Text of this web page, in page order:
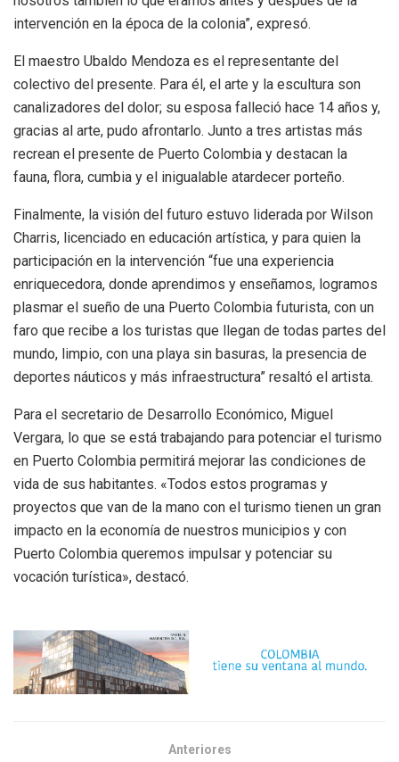
intervención en la época de la colonia”, expresó.
El maestro Ubaldo Mendoza es el representante del
colectivo del presente. Para él, el arte y la escultura son
canalizadores del dolor; su esposa falleció hace 14 años y,
gracias al arte, pudo afrontarlo. Junto a tres artistas más
recrean el presente de Puerto Colombia y destacan la
fauna, flora, cumbia y el inigualable atardecer porteño.
Finalmente, la visión del futuro estuvo liderada por Wilson
Charris, licenciado en educación artística, y para quien la
participación en la intervención “fue una experiencia
enriquecedora, donde aprendimos y enseñamos, logramos
plasmar el sueño de una Puerto Colombia futurista, con un
faro que recibe a los turistas que llegan de todas partes del
mundo, limpio, con una playa sin basuras, la presencia de
deportes náuticos y más infraestructura” resaltó el artista.
Para el secretario de Desarrollo Económico, Miguel
Vergara, lo que se está trabajando para potenciar el turismo
en Puerto Colombia permitirá mejorar las condiciones de
vida de sus habitantes. «Todos estos programas y
proyectos que van de la mano con el turismo tienen un gran
impacto en la economía de nuestros municipios y con
Puerto Colombia queremos impulsar y potenciar su
vocación turística», destacó.
Anteriores